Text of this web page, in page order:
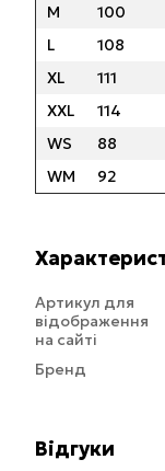
M
100
L
108
XL
111
XXL
114
WS
88
WM
92
Артикул для
відображення
на сайті
Бренд
Відгуки